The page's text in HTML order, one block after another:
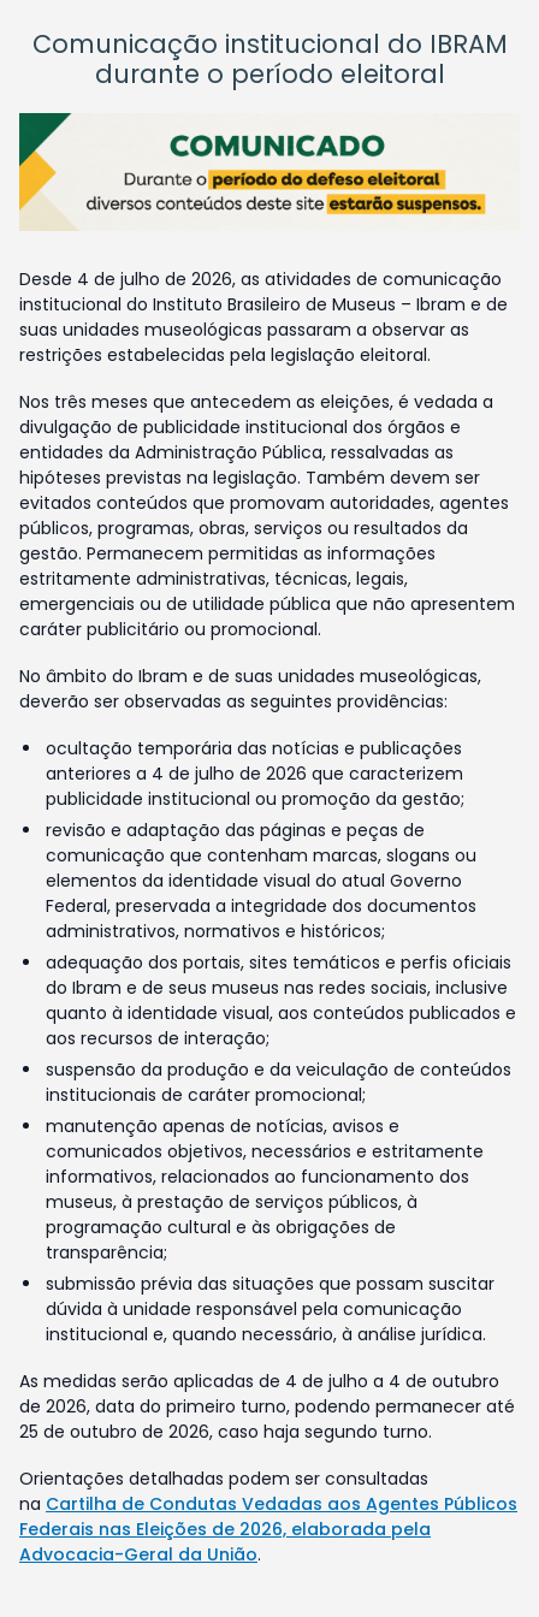
Comunicação institucional do IBRAM
durante o período eleitoral
Desde 4 de julho de 2026, as atividades de comunicação
institucional do Instituto Brasileiro de Museus – Ibram e de
suas unidades museológicas passaram a observar as
restrições estabelecidas pela legislação eleitoral.
Nos três meses que antecedem as eleições, é vedada a
divulgação de publicidade institucional dos órgãos e
entidades da Administração Pública, ressalvadas as
hipóteses previstas na legislação. Também devem ser
evitados conteúdos que promovam autoridades, agentes
públicos, programas, obras, serviços ou resultados da
gestão. Permanecem permitidas as informações
estritamente administrativas, técnicas, legais,
emergenciais ou de utilidade pública que não apresentem
caráter publicitário ou promocional.
No âmbito do Ibram e de suas unidades museológicas,
deverão ser observadas as seguintes providências:
ocultação temporária das notícias e publicações
anteriores a 4 de julho de 2026 que caracterizem
publicidade institucional ou promoção da gestão;
revisão e adaptação das páginas e peças de
comunicação que contenham marcas, slogans ou
elementos da identidade visual do atual Governo
Federal, preservada a integridade dos documentos
administrativos, normativos e históricos;
adequação dos portais, sites temáticos e perfis oficiais
do Ibram e de seus museus nas redes sociais, inclusive
quanto à identidade visual, aos conteúdos publicados e
aos recursos de interação;
suspensão da produção e da veiculação de conteúdos
institucionais de caráter promocional;
manutenção apenas de notícias, avisos e
comunicados objetivos, necessários e estritamente
informativos, relacionados ao funcionamento dos
museus, à prestação de serviços públicos, à
programação cultural e às obrigações de
transparência;
submissão prévia das situações que possam suscitar
dúvida à unidade responsável pela comunicação
institucional e, quando necessário, à análise jurídica.
As medidas serão aplicadas de 4 de julho a 4 de outubro
de 2026, data do primeiro turno, podendo permanecer até
25 de outubro de 2026, caso haja segundo turno.
Orientações detalhadas podem ser consultadas
na Cartilha de Condutas Vedadas aos Agentes Públicos
Federais nas Eleições de 2026, elaborada pela
Advocacia-Geral da União.